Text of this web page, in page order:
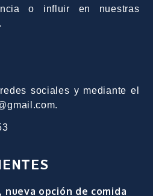
o influir en nuestras
sociales y mediante el
nueva opción de comida